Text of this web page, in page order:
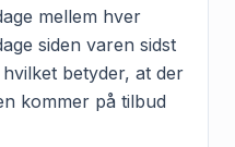
mellem hver
siden varen sidst
betyder, at der
kommer på tilbud